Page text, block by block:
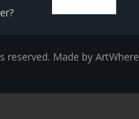
reserved. Made by ArtWhere